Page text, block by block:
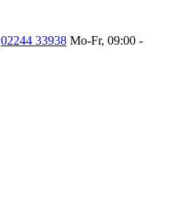
02244 33938 Mo-Fr, 09:00 -